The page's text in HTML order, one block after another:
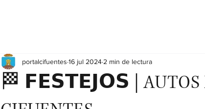
🏁 𝗙𝗘𝗦𝗧𝗘𝗝𝗢𝗦 | AUTOS
portalcifuentes 16 jul 2024 2 min de lectura